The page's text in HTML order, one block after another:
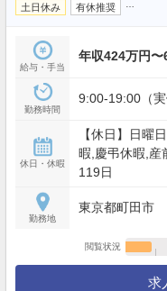
土日休み
有休推奨
給与・手当
年収424万円〜
勤務時間
9:00-19:00（実
休日・休暇
【休日】日
暇,慶弔休暇,
119日
勤務地
東京都町田市
閲覧状況
求